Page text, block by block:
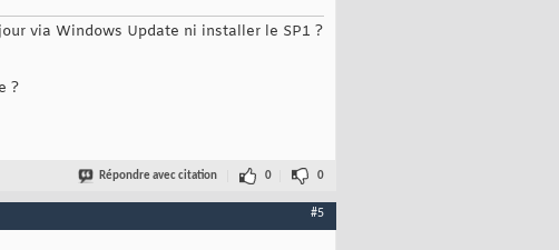
via Windows Update ni installer le SP1 ?
?
Répondre avec citation 0 0
#5